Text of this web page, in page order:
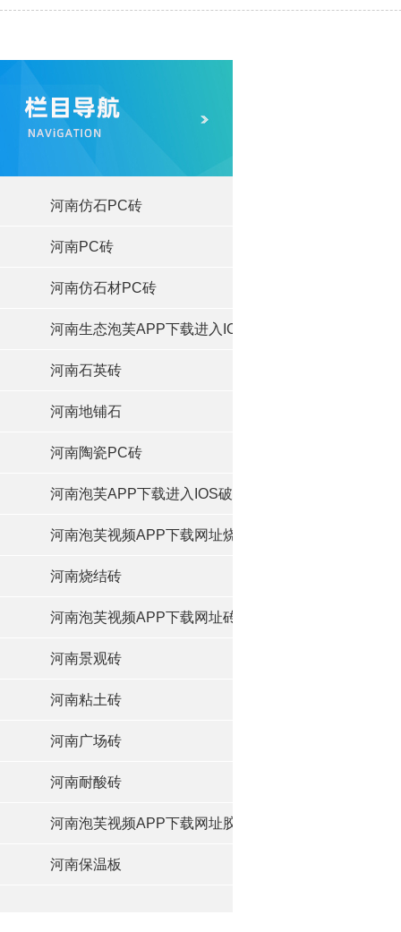
河南仿石PC砖
河南PC砖
河南仿石材PC砖
河南生态泡芙APP下载进入IOS破解系列
河南石英砖
河南地铺石
河南陶瓷PC砖
河南泡芙APP下载进入IOS破解
河南泡芙视频APP下载网址烧注料
河南烧结砖
河南泡芙视频APP下载网址砖
河南景观砖
河南粘土砖
河南广场砖
河南耐酸砖
河南泡芙视频APP下载网址胶泥
河南保温板